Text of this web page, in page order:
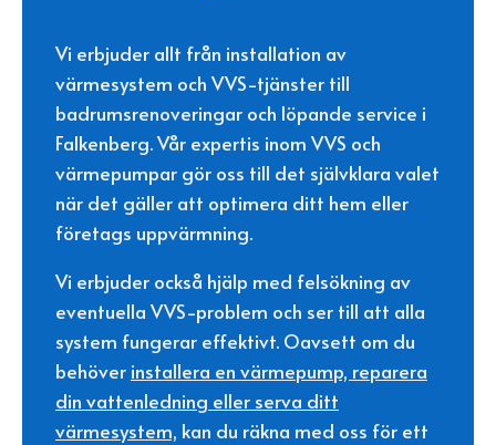
Vi erbjuder allt från installation av
värmesystem och VVS-tjänster till
badrumsrenoveringar och löpande service i
Falkenberg. Vår expertis inom VVS och
värmepumpar gör oss till det självklara valet
när det gäller att optimera ditt hem eller
företags uppvärmning.
Vi erbjuder också hjälp med felsökning av
eventuella VVS-problem och ser till att alla
system fungerar effektivt. Oavsett om du
behöver installera en värmepump, reparera
din vattenledning eller serva ditt
värmesystem, kan du räkna med oss för ett